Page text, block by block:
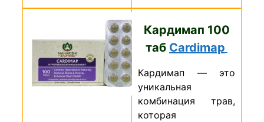
Кардимап 100
таб Cardimap
Кардимап — это
уникальная
комбинация трав,
которая